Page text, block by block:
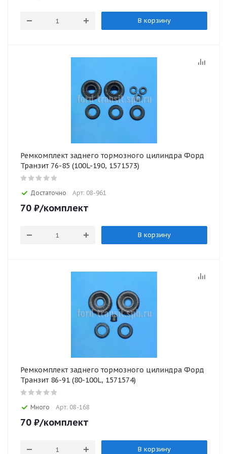
В корзину
Ремкомплект заднего тормозного цилиндра Форд
Транзит 76-85 (100L-190, 1571573)
Достаточно Арт: 08-961
70 ₽/комплект
В корзину
Ремкомплект заднего тормозного цилиндра Форд
Транзит 86-91 (80-100L, 1571574)
Много Арт: 08-168
70 ₽/комплект
В корзину